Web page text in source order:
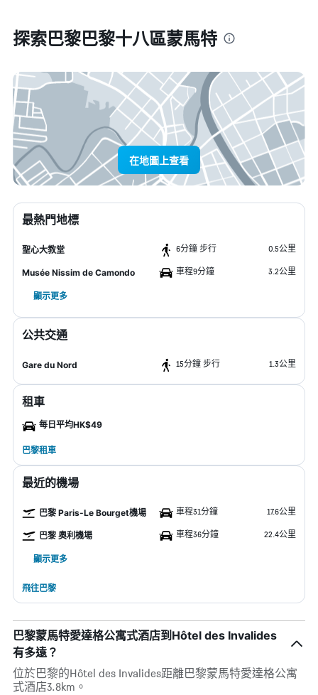
探索巴黎巴黎十八區蒙馬特
在地圖上查看
最熱門地標
聖心大教堂 6分鐘 步行 0.5公里
Musée Nissim de Camondo 車程9分鐘 3.2公里
顯示更多
公共交通
Gare du Nord 15分鐘 步行 1.3公里
租車
每日平均HK$49
巴黎租車
最近的機場
巴黎 Paris-Le Bourget機場 車程31分鐘 17.6公里
巴黎 奧利機場 車程36分鐘 22.4公里
顯示更多
飛往巴黎
巴黎蒙馬特愛達格公寓式酒店到Hôtel des Invalides
有多遠？
位於巴黎的Hôtel des Invalides距離巴黎蒙馬特愛達格公寓
式酒店3.8km。